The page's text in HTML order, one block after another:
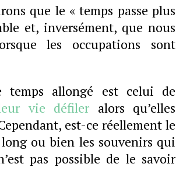
que le « temps passe plus
et, inversément, que nous
les occupations sont
temps allongé est celui de
vie défileralors qu’elles
est-ce réellement le
ou bien les souvenirs qui
pas possible de le savoir